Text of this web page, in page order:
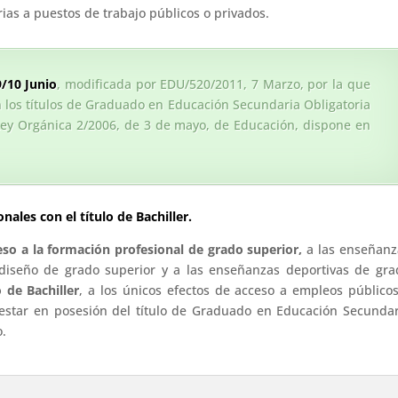
a puestos de trabajo públicos o privados.
10 Junio, modificada por EDU/520/2011, 7 Marzo, por la que
títulos de Graduado en Educación Secundaria Obligatoria
Orgánica 2/2006, de 3 de mayo, de Educación, dispone en
con el título de Bachiller.
a la formación profesional de grado superior, a las
de grado superior y a las enseñanzas deportivas de
Bachiller, a los únicos efectos de acceso a empleos
en posesión del título de Graduado en Educación